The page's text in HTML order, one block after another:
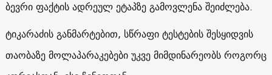
ბევრი ფაქტის ადრეულ ეტაპზე გამოვლენა შეიძლება.
ტიკარაძის განმარტებით, სწრაფი ტესტების შესყიდვის
თაობაზე მოლაპარაკებები უკვე მიმდინარეობს როგორც